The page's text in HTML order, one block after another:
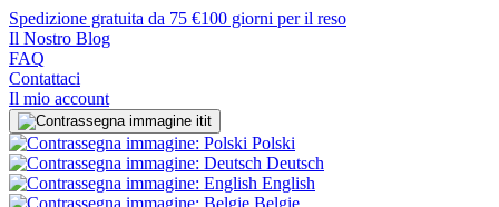
Spedizione gratuita da 75 €100 giorni per il reso
Il Nostro Blog
FAQ
Contattaci
Il mio account
it
Polski
Deutsch
English
Belgie